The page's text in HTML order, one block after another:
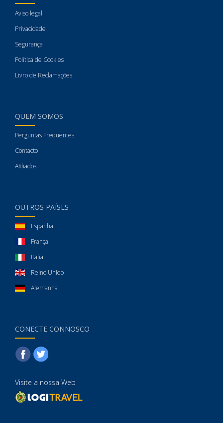
Aviso legal
Privacidade
Segurança
Política de Cookies
Livro de Reclamações
QUEM SOMOS
Perguntas Frequentes
Contacto
Afiliados
OUTROS PAÍSES
Espanha
França
Italia
Reino Unido
Alemanha
CONECTE CONNOSCO
Visite a nossa Web